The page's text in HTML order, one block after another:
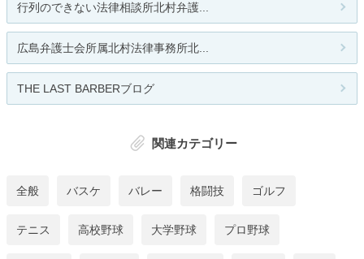
行列のできない法律相談所北村弁護...
広島弁護士会所属北村法律事務所北...
THE LAST BARBERブログ
関連カテゴリー
全般 バスケ バレー 格闘技 ゴルフ
テニス 高校野球 大学野球 プロ野球